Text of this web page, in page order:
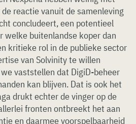
reactie vanuit de samenleving
concludeert, een potentieel
welke buitenlandse koper dan
kritieke rol in de publieke sector
van Solvinity te willen
vaststellen dat DigiD-beheer
kan blijven. Dat is ook het
drukt echter de vinger op de
fronten ontbreekt het aan
en daarmee voorspelbaarheid